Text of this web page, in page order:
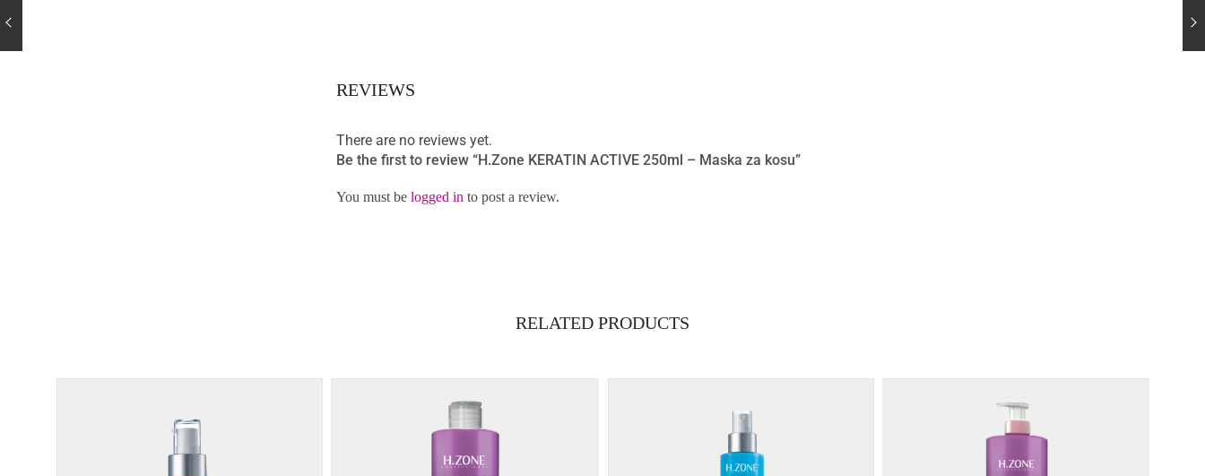
REVIEWS
There are no reviews yet.
Be the first to review “H.Zone KERATIN ACTIVE 250ml – Maska za kosu”
You must be logged in to post a review.
RELATED PRODUCTS